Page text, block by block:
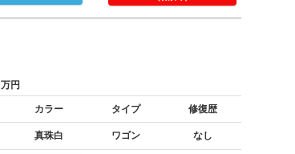
万円
カラー タイプ 修復歴
真珠白 ワゴン なし